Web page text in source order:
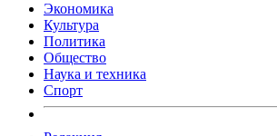
Экономика
Культура
Политика
Общество
Наука и техника
Спорт